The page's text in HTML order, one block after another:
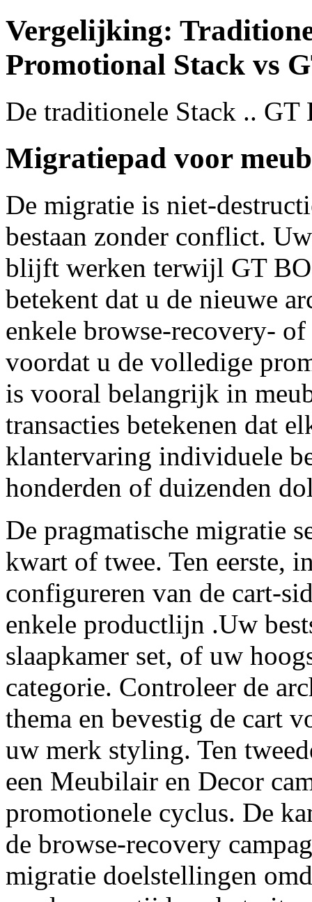
Vergelijking:
Promotional Stack vs
De traditionele Stack ..
Migratiepad voor
De migratie is niet-
bestaan zonder conflict.
blijft werken terwijl GT
betekent dat u de nieuwe
enkele browse-recovery-
voordat u de volledige
is vooral belangrijk in
transacties betekenen dat
klantervaring individuele
honderden of duizenden
De pragmatische migratie
kwart of twee. Ten eerste,
configureren van de cart-
enkele productlijn .Uw
slaapkamer set, of uw
categorie. Controleer de
thema en bevestig de cart
uw merk styling. Ten
een Meubilair en Decor
promotionele cyclus. De
de browse-recovery
migratie doelstellingen